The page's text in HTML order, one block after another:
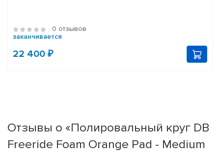
0 отзывов
заканчивается
22 400 ₽
Отзывы о «Полировальный круг DB
Freeride Foam Orange Pad - Medium